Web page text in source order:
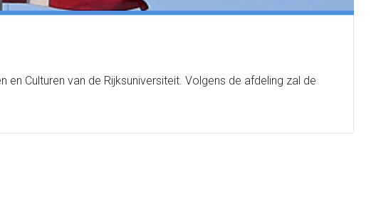
Culturen van de Rijksuniversiteit. Volgens de afdeling zal de